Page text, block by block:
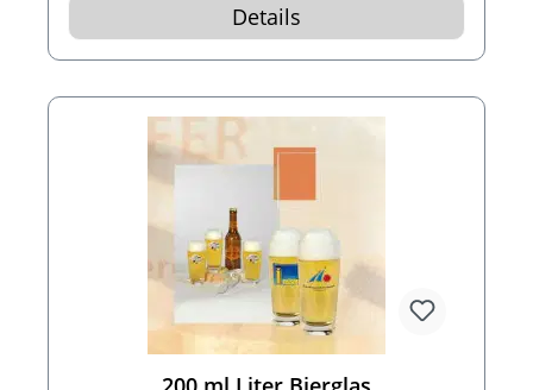
Details